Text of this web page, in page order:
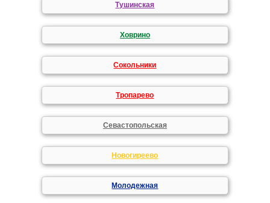
Тушинская
Ховрино
Сокольники
Тропарево
Севастопольская
Новогиреево
Молодежная